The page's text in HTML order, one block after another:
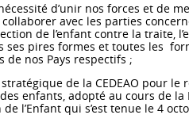
d’unir nos forces et de
avec les parties
de l’enfant contre la traite,
ses pires formes et toutes les
nos Pays respectifs ;
de la CEDEAO pour le
enfants, adopté au cours de
l’Enfant qui s’est tenue le 4